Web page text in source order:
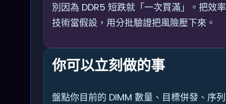
別因為 DDR5 短跌就「一次買滿」。把效率
技術當假設，用分批驗證把風險壓下來。
你可以立刻做的事
盤點你目前的 DIMM 數量、目標併發、序